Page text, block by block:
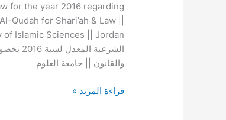
for the year 2016 regarding
for Shari’ah & Law ||
والقانون || جامعة العلوم
المعدل
لسنة
2016
بخصوص
التبليغ
قراءة المزيد »